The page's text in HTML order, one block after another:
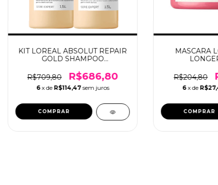
KIT LOREAL ABSOLUT REPAIR
GOLD SHAMPOO
1500ML
R$709,80 R$686,80
6 x de R$114,47 sem juros
MASCARA
R$204,80
6 x de